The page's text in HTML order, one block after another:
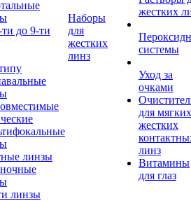
до 9-ти
линзы
линзы
Наборы
для
жестких
линз
жестких
системы
Уход за
очками
для
жестких
линз
Витамины
для глаз